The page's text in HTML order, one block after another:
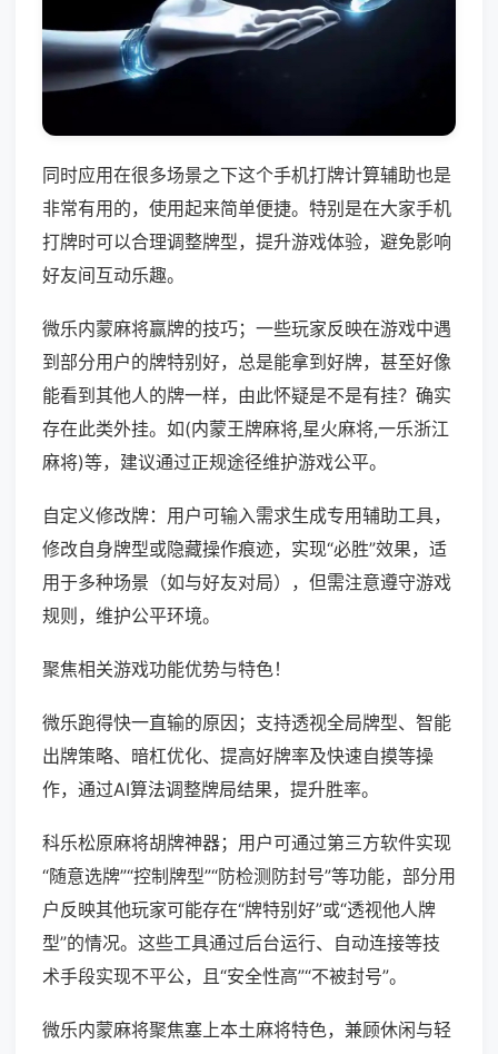
同时应用在很多场景之下这个手机打牌计算辅助也是
非常有用的，使用起来简单便捷。特别是在大家手机
打牌时可以合理调整牌型，提升游戏体验，避免影响
好友间互动乐趣。
微乐内蒙麻将赢牌的技巧；一些玩家反映在游戏中遇
到部分用户的牌特别好，总是能拿到好牌，甚至好像
能看到其他人的牌一样，由此怀疑是不是有挂？确实
存在此类外挂。如(内蒙王牌麻将,星火麻将,一乐浙江
麻将)等，建议通过正规途径维护游戏公平。
自定义修改牌：用户可输入需求生成专用辅助工具，
修改自身牌型或隐藏操作痕迹，实现“必胜”效果，适
用于多种场景（如与好友对局），但需注意遵守游戏
规则，维护公平环境。
聚焦相关游戏功能优势与特色！
微乐跑得快一直输的原因；支持透视全局牌型、智能
出牌策略、暗杠优化、提高好牌率及快速自摸等操
作，通过AI算法调整牌局结果，提升胜率。
科乐松原麻将胡牌神器；用户可通过第三方软件实现
“随意选牌”“控制牌型”“防检测防封号”等功能，部分用
户反映其他玩家可能存在“牌特别好”或“透视他人牌
型”的情况。这些工具通过后台运行、自动连接等技
术手段实现不平公，且“安全性高”“不被封号”。
微乐内蒙麻将聚焦塞上本土麻将特色，兼顾休闲与轻